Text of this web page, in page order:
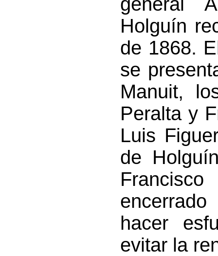
Holguín
de 1868.
se
Manuit,
Peralta y
Luis
de
hacer
evitar la